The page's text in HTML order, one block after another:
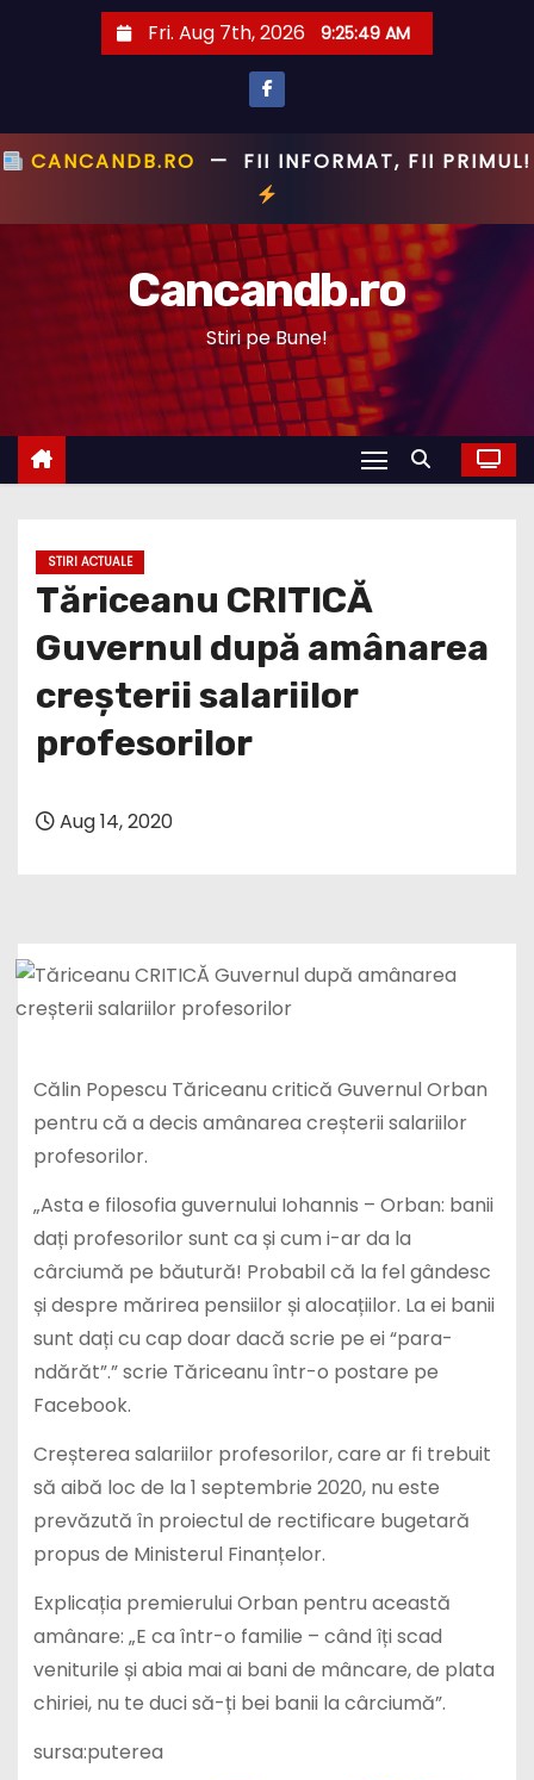
t
Fri. Aug 7th, 2026 9:25:49 AM
CANCANDB.RO — FII INFORMAT, FII PRIMUL!
Cancandb.ro
Stiri pe Bune!
STIRI ACTUALE
Tăriceanu CRITICĂ
Guvernul după amânarea
creșterii salariilor
profesorilor
Aug 14, 2020
Călin Popescu Tăriceanu critică Guvernul Orban
pentru că a decis amânarea creșterii salariilor
profesorilor.
„Asta e filosofia guvernului Iohannis – Orban: banii
dați profesorilor sunt ca și cum i-ar da la
cârciumă pe băutură! Probabil că la fel gândesc
și despre mărirea pensiilor și alocațiilor. La ei banii
sunt dați cu cap doar dacă scrie pe ei “para-
ndărăt”.” scrie Tăriceanu într-o postare pe
Facebook.
Creșterea salariilor profesorilor, care ar fi trebuit
să aibă loc de la 1 septembrie 2020, nu este
prevăzută în proiectul de rectificare bugetară
propus de Ministerul Finanțelor.
Explicația premierului Orban pentru această
amânare: „E ca într-o familie – când îți scad
veniturile și abia mai ai bani de mâncare, de plata
chiriei, nu te duci să-ți bei banii la cârciumă”.
sursa:puterea